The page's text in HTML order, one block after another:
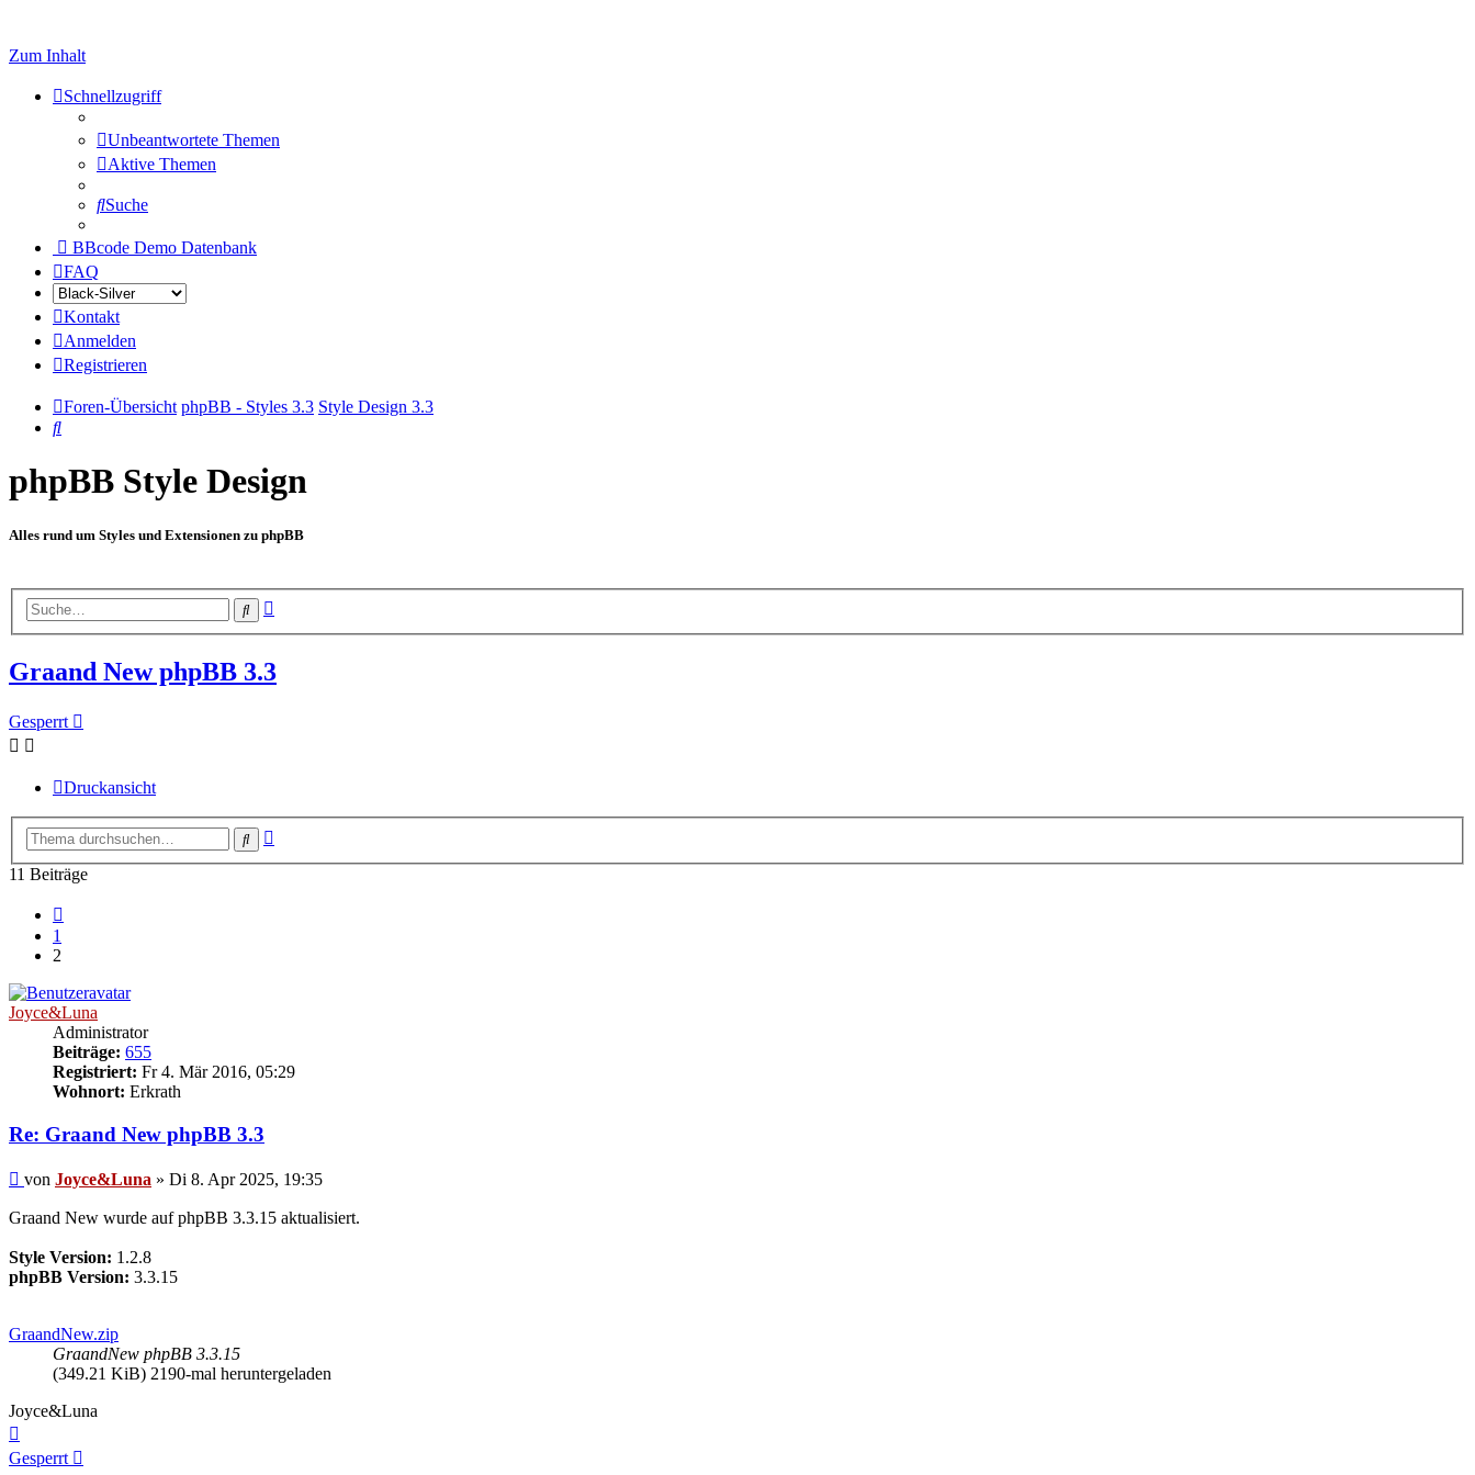
Zum Inhalt
Schnellzugriff
Unbeantwortete Themen
Aktive Themen
Suche
BBcode Demo Datenbank
FAQ
Kontakt
Anmelden
Registrieren
Foren-Übersicht phpBB - Styles 3.3 Style Design 3.3
Suche
phpBB Style Design
Alles rund um Styles und Extensionen zu phpBB
Suche
Graand New phpBB 3.3
Gesperrt
Druckansicht
Suche
11 Beiträge
1
2
Joyce&Luna
Administrator
Beiträge: 655
Registriert: Fr 4. Mär 2016, 05:29
Wohnort: Erkrath
Re: Graand New phpBB 3.3
Beitrag
von Joyce&Luna » Di 8. Apr 2025, 19:35
Graand New wurde auf phpBB 3.3.15 aktualisiert.
Style Version: 1.2.8
phpBB Version: 3.3.15
GraandNew.zip
GraandNew phpBB 3.3.15
(349.21 KiB) 2190-mal heruntergeladen
Joyce&Luna
oben
Gesperrt